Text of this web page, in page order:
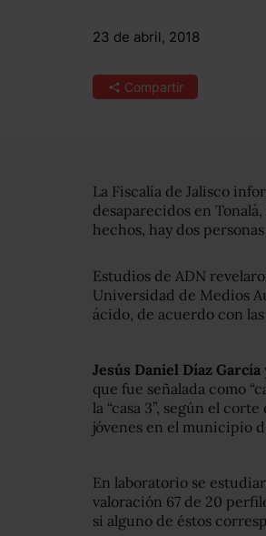
23 de abril, 2018
Compartir
La Fiscalía de Jalisco
desaparecidos en
hechos, hay dos
Estudios de ADN
Universidad de Medios
ácido, de acuerdo con
Jesús Daniel Díaz García
que fue señalada como
la “casa 3”, según el
jóvenes en el municipio
En laboratorio se
valoración 67 de 20
si alguno de éstos